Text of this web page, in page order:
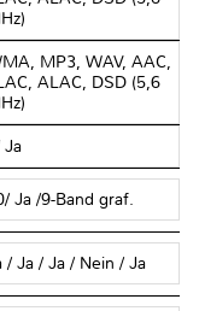
MP3, WAV, AAC,
ALAC, DSD (5,6
Ja
Ja /9-Band graf.
/ Ja / Ja / Nein / Ja